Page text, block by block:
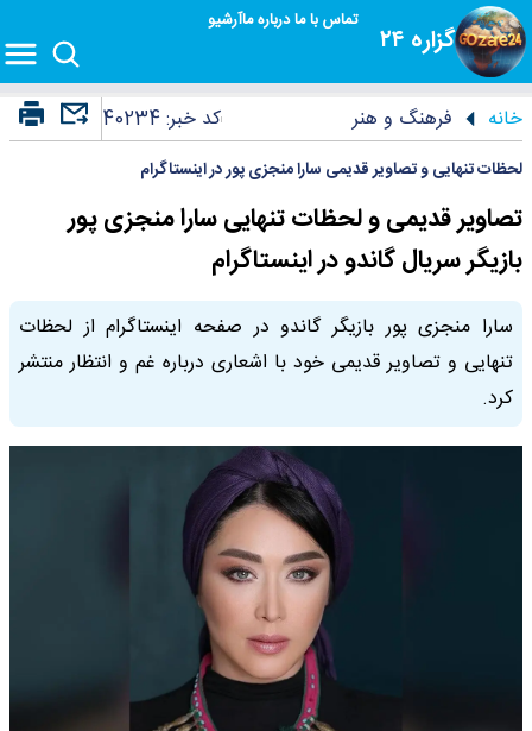
گزاره ۲۴
تماس با مادرباره ماآرشیو
خانه فرهنگ و هنر کد خبر:40234
لحظات تنهایی و تصاویر قدیمی سارا منجزی پور در اینستاگرام
تصاویر قدیمی و لحظات تنهایی سارا منجزی پور
بازیگر سریال گاندو در اینستاگرام
سارا منجزی پور بازیگر گاندو در صفحه اینستاگرام از لحظات
تنهایی و تصاویر قدیمی خود با اشعاری درباره غم و انتظار منتشر
کرد.